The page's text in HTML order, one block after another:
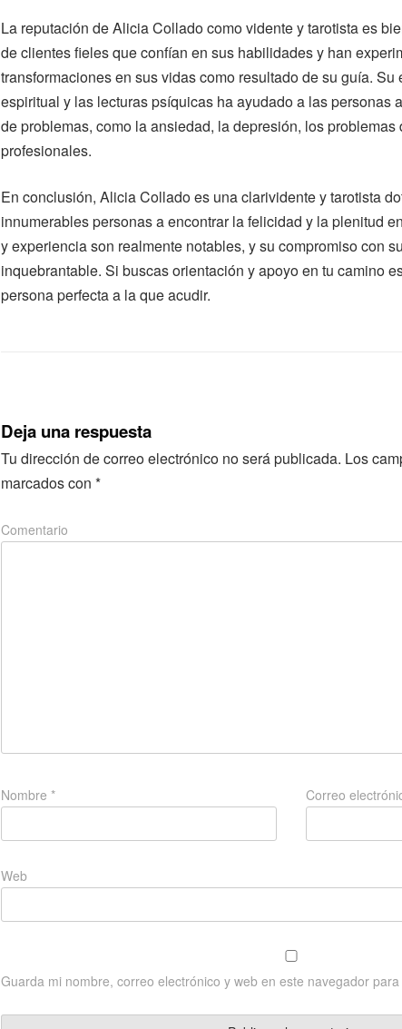
La reputación de Alicia Collado como vidente y tarotista es
de clientes fieles que confían en sus habilidades y han
transformaciones en sus vidas como resultado de su guía.
espiritual y las lecturas psíquicas ha ayudado a las personas
de problemas, como la ansiedad, la depresión, los
profesionales.
En conclusión, Alicia Collado es una clarividente y tarotista
innumerables personas a encontrar la felicidad y la plenitud
y experiencia son realmente notables, y su compromiso con
inquebrantable. Si buscas orientación y apoyo en tu camino
persona perfecta a la que acudir.
Deja una respuesta
Tu dirección de correo electrónico no será publicada. Los
marcados con *
Comentario
Nombre * Correo
Web
Guarda mi nombre, correo electrónico y web en este navegador